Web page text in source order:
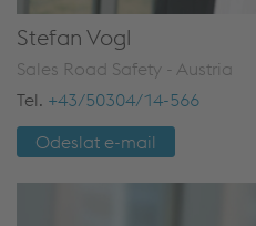
Stefan Vogl
Sales Road Safety - Austria
Tel. +43/50304/14-566
Odeslat e-mail